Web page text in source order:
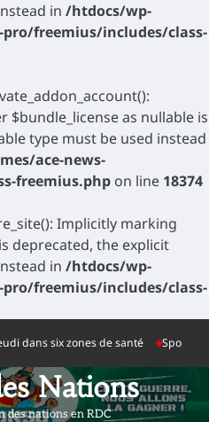
in /htdocs/wp-
freemius/includes/class-
as nullable is
type must be used instead
ace-news-
freemius.php on line 18374
Implicitly marking
deprecated, the explicit
in /htdocs/wp-
freemius/includes/class-
six zones de santé Sport : la
Nations
des nations en RDC